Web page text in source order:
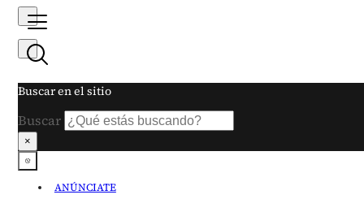
Buscar en el sitio
Buscar
×
ANÚNCIATE